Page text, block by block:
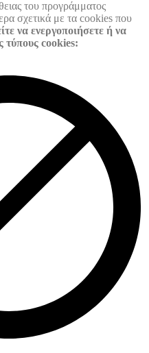
του προγράμματος
σχετικά με τα cookies που
να ενεργοποιήσετε ή να
τύπους cookies: